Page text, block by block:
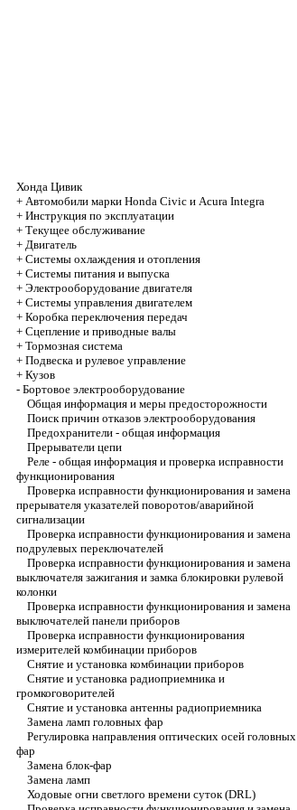
Хонда Цивик
+ Автомобили марки Honda Civic и Acura Integra
+ Инструкция по эксплуатации
+ Текущее обслуживание
+ Двигатель
+ Системы охлаждения и отопления
+ Системы питания и выпуска
+ Электрооборудование двигателя
+ Системы управления двигателем
+ Коробка переключения передач
+ Cцепление и приводные валы
+ Тормозная система
+ Подвеска и рулевое управление
+ Кузов
- Бортовое электрооборудование
Общая информация и меры предосторожности
Поиск причин отказов электрооборудования
Предохранители - общая информация
Прерыватели цепи
Реле - общая информация и проверка исправности
функционирования
Проверка исправности функционирования и замена
прерывателя указателей поворотов/аварийной
сигнализации
Проверка исправности функционирования и замена
подрулевых переключателей
Проверка исправности функционирования и замена
выключателя зажигания и замка блокировки рулевой
колонки
Проверка исправности функционирования и замена
выключателей панели приборов
Проверка исправности функционирования
измерителей комбинации приборов
Снятие и установка комбинации приборов
Снятие и установка радиоприемника и
громкоговорителей
Снятие и установка антенны радиоприемника
Замена ламп головных фар
Регулировка направления оптических осей головных
фар
Замена блок-фар
Замена ламп
Ходовые огни светлого времени суток (DRL)